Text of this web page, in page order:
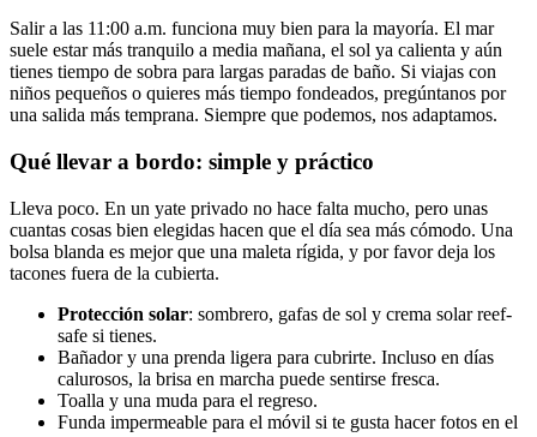
Salir a las 11:00 a.m. funciona muy bien para la mayoría. El mar
suele estar más tranquilo a media mañana, el sol ya calienta y aún
tienes tiempo de sobra para largas paradas de baño. Si viajas con
niños pequeños o quieres más tiempo fondeados, pregúntanos por
una salida más temprana. Siempre que podemos, nos adaptamos.
Qué llevar a bordo: simple y práctico
Lleva poco. En un yate privado no hace falta mucho, pero unas
cuantas cosas bien elegidas hacen que el día sea más cómodo. Una
bolsa blanda es mejor que una maleta rígida, y por favor deja los
tacones fuera de la cubierta.
Protección solar: sombrero, gafas de sol y crema solar reef-
safe si tienes.
Bañador y una prenda ligera para cubrirte. Incluso en días
calurosos, la brisa en marcha puede sentirse fresca.
Toalla y una muda para el regreso.
Funda impermeable para el móvil si te gusta hacer fotos en el